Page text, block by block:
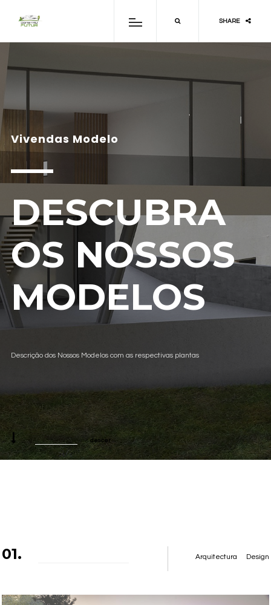
SHARE
Vivendas Modelo
DESCUBRA
OS NOSSOS
MODELOS
Descrição dos Nossos Modelos com as respectivas plantas
descer
01. Arquitectura Design